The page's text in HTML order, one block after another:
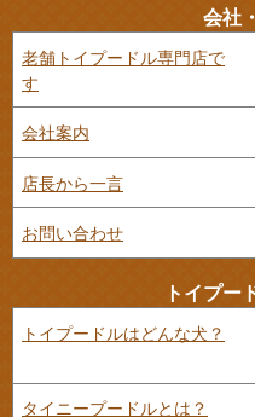
会社
老舗トイプードル専門店で
す
会社案内
店長から一言
お問い合わせ
トイプー
トイプードルはどんな犬？
タイニープードルとは？